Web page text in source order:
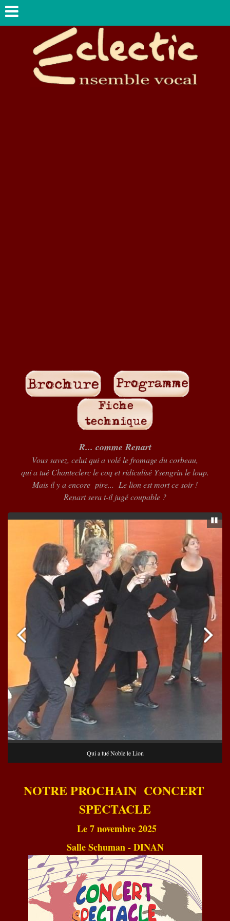
R... comme Renart
Vous savez, celui qui a volé le fromage du corbeau,
qui a tué Chanteclerc le coq et ridiculisé Ysengrin le loup.
Mais il y a encore pire... Le lion est mort ce soir !
Renart sera t-il jugé coupable ?
Qui a tué Noble le Lion
NOTRE PROCHAIN CONCERT
SPECTACLE
Le 7 novembre 2025
Salle Schuman - DINAN